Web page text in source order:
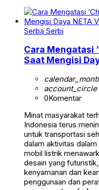
Serba Serbi
Cara Mengatasi
Saat Mengisi
account_circle
0Komentar
Minat masyarakat
Indonesia terus
untuk transportasi
dalam aktivitas dalam
mobil listrik
desain yang
kenyamanan dan
penggunaan dan